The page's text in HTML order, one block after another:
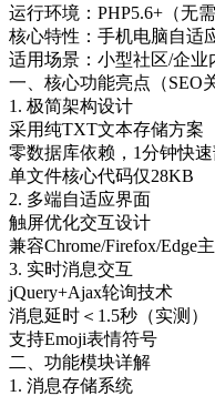
运行环境：PHP5.6+（无需
核心特性：手机电脑自适
适用场景：小型社区/企
一、核心功能亮点（SEO
1. 极简架构设计
采用纯TXT文本存储方案
零数据库依赖，1分钟快
单文件核心代码仅28KB
2. 多端自适应界面
触屏优化交互设计
兼容Chrome/Firefox/Edge
3. 实时消息交互
jQuery+Ajax轮询技术
消息延时＜1.5秒（实测）
支持Emoji表情符号
二、功能模块详解
1. 消息存储系统